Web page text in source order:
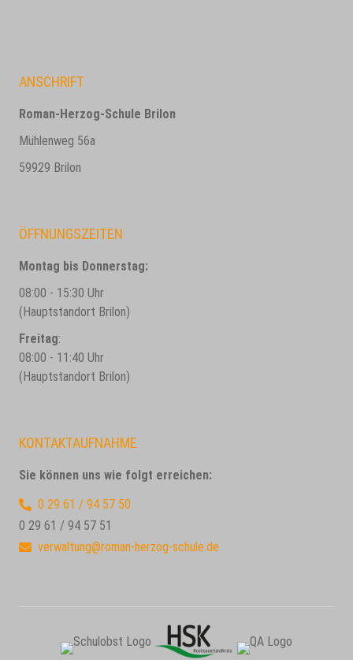
ANSCHRIFT
Roman-Herzog-Schule Brilon
Mühlenweg 56a
59929 Brilon
ÖFFNUNGSZEITEN
Montag bis Donnerstag:
08:00 - 15:30 Uhr
(Hauptstandort Brilon)
Freitag:
08:00 - 11:40 Uhr
(Hauptstandort Brilon)
KONTAKTAUFNAHME
Sie können uns wie folgt erreichen:
0 29 61 / 94 57 50
0 29 61 / 94 57 51
verwaltung@roman-herzog-schule.de